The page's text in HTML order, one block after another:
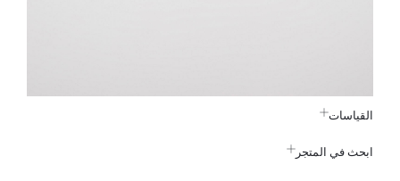
القياسات
ابحث في المتجر